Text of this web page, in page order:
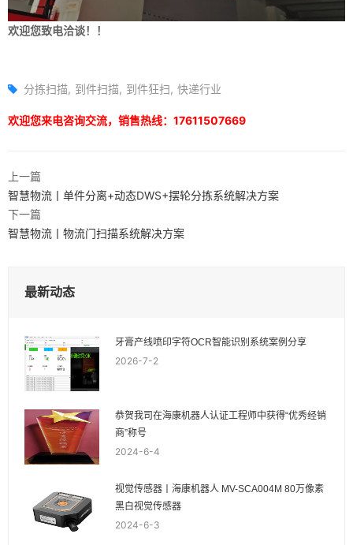
欢迎您致电洽谈！！
分拣扫描 到件扫描 到件狂扫 快递行业
欢迎您来电咨询交流，销售热线：17611507669
上一篇
智慧物流丨单件分离+动态DWS+摆轮分拣系统解决方案
下一篇
智慧物流丨物流门扫描系统解决方案
最新动态
牙膏产线喷印字符OCR智能识别系统案例分享
2026-7-2
恭贺我司在海康机器人认证工程师中获得“优秀经销
商”称号
2024-6-4
视觉传感器丨海康机器人 MV-SCA004M 80万像素
黑白视觉传感器
2024-6-3